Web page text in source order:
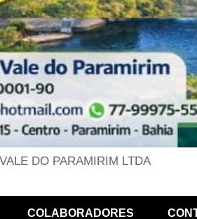
DO PARAMIRIM LTDA
COLABORADORES